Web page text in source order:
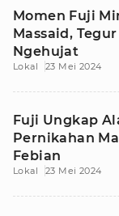
Momen Fuji
Massaid,
Ngehujat
Lokal 23 Mei 2024
Fuji Ungkap
Pernikahan
Febian
Lokal 23 Mei 2024